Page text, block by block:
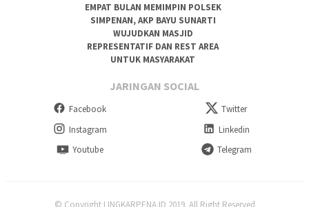
EMPAT BULAN MEMIMPIN POLSEK
SIMPENAN, AKP BAYU SUNARTI
WUJUDKAN MASJID
REPRESENTATIF DAN REST AREA
UNTUK MASYARAKAT
JARINGAN SOCIAL
Facebook
Twitter
Instagram
Linkedin
Youtube
Telegram
© Copyright LINGKARPENA.ID 2019. All Right Reserved